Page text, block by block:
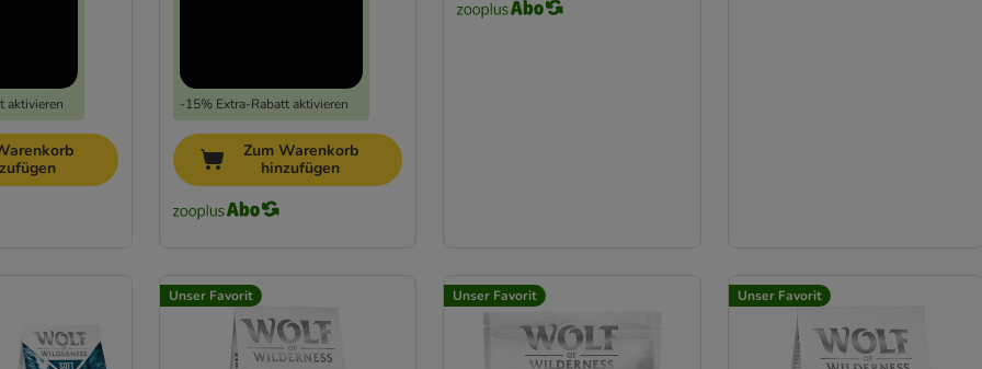
aktivieren -15% Extra-Rabatt aktivieren
Zum Warenkorb
hinzufügen
Unser Favorit Unser Favorit Unser Favorit